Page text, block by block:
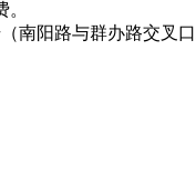
南阳路与群办路交叉口